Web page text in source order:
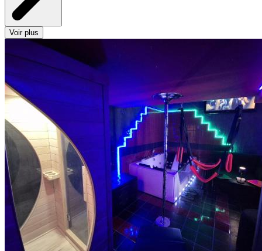
Voir plus